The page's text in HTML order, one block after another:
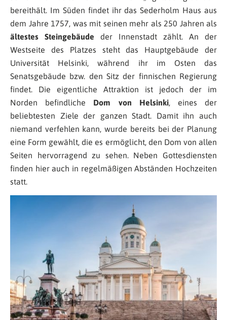
bereithält. Im Süden findet ihr das Sederholm Haus aus
dem Jahre 1757, was mit seinen mehr als 250 Jahren als
ältestes Steingebäude der Innenstadt zählt. An der
Westseite des Platzes steht das Hauptgebäude der
Universität Helsinki, während ihr im Osten das
Senatsgebäude bzw. den Sitz der finnischen Regierung
findet. Die eigentliche Attraktion ist jedoch der im
Norden befindliche Dom von Helsinki, eines der
beliebtesten Ziele der ganzen Stadt. Damit ihn auch
niemand verfehlen kann, wurde bereits bei der Planung
eine Form gewählt, die es ermöglicht, den Dom von allen
Seiten hervorragend zu sehen. Neben Gottesdiensten
finden hier auch in regelmäßigen Abständen Hochzeiten
statt.